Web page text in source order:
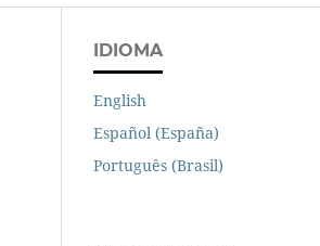
IDIOMA
English
Español (España)
Português (Brasil)